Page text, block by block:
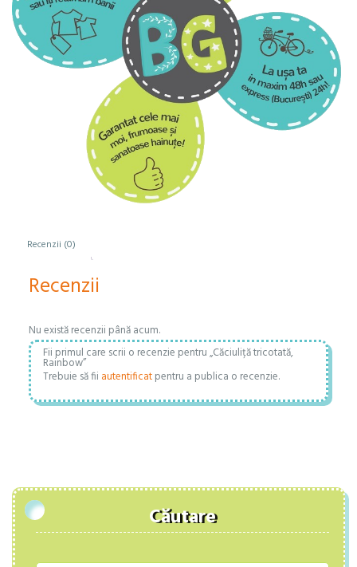
Recenzii (0)
Recenzii
Nu există recenzii până acum.
Fii primul care scrii o recenzie pentru „Căciuliță tricotată,
Rainbow”
Trebuie să fii autentificatpentru a publica o recenzie.
Căutare